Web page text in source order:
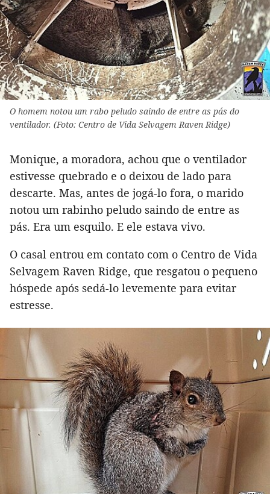
O homem notou um rabo peludo saindo de entre as pás do
ventilador. (Foto: Centro de Vida Selvagem Raven Ridge)
Monique, a moradora, achou que o ventilador
estivesse quebrado e o deixou de lado para
descarte. Mas, antes de jogá-lo fora, o marido
notou um rabinho peludo saindo de entre as
pás. Era um esquilo. E ele estava vivo.
O casal entrou em contato com o Centro de Vida
Selvagem Raven Ridge, que resgatou o pequeno
hóspede após sedá-lo levemente para evitar
estresse.